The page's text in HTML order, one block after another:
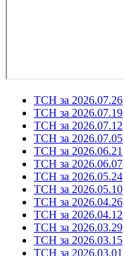
ТСН за 2026.07.26
ТСН за 2026.07.19
ТСН за 2026.07.12
ТСН за 2026.07.05
ТСН за 2026.06.21
ТСН за 2026.06.07
ТСН за 2026.05.24
ТСН за 2026.05.10
ТСН за 2026.04.26
ТСН за 2026.04.12
ТСН за 2026.03.29
ТСН за 2026.03.15
ТСН за 2026.03.01